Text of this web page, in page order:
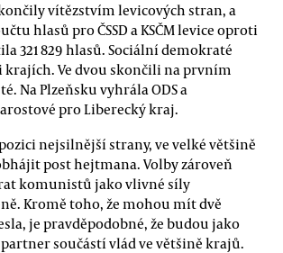
vítězstvím levicových stran, a
hlasů pro ČSSD a KSČM levice oproti
321 829 hlasů. Sociální demokraté
Ve dvou skončili na prvním
Na Plzeňsku vyhrála ODS a
pro Liberecký kraj.
nejsilnější strany, ve velké většině
post hejtmana. Volby zároveň
komunistů jako vlivné síly
Kromě toho, že mohou mít dvě
je pravděpodobné, že budou jako
součástí vlád ve většině krajů.